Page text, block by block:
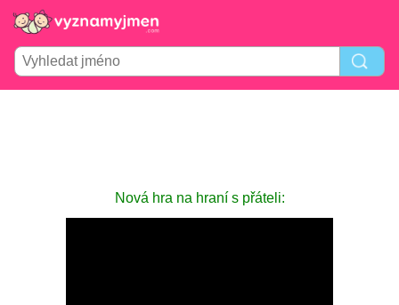
Nová hra na hraní s přáteli: